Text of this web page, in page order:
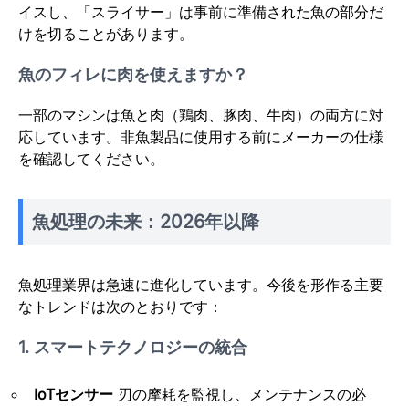
イスし、「スライサー」は事前に準備された魚の部分だ
けを切ることがあります。
魚のフィレに肉を使えますか？
一部のマシンは魚と肉（鶏肉、豚肉、牛肉）の両方に対
応しています。非魚製品に使用する前にメーカーの仕様
を確認してください。
魚処理の未来：2026年以降
魚処理業界は急速に進化しています。今後を形作る主要
なトレンドは次のとおりです：
1. スマートテクノロジーの統合
IoTセンサー 刃の摩耗を監視し、メンテナンスの必